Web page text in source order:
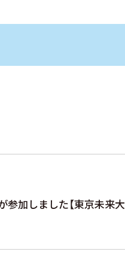
参加しました【東京未来大